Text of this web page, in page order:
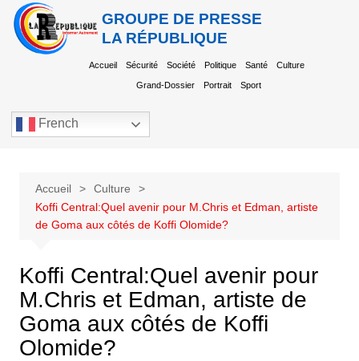
GROUPE DE PRESSE
LA RÉPUBLIQUE
Accueil Sécurité Société Politique Santé Culture
Grand-Dossier Portrait Sport
French
Accueil
Culture
Koffi Central:Quel avenir pour M.Chris et Edman, artiste
de Goma aux côtés de Koffi Olomide?
Koffi Central:Quel avenir pour
M.Chris et Edman, artiste de
Goma aux côtés de Koffi
Olomide?